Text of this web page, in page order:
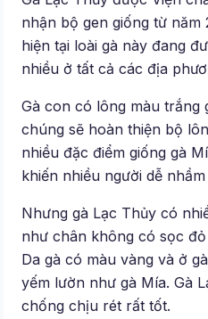
nhận bộ gen giống từ năm
hiện tại loài gà này đang
nhiều ở tất cả các địa
Gà con có lông màu trắng
chúng sẽ hoàn thiện bộ
nhiều đặc điểm giống gà
khiến nhiều người dễ nhầm
Nhưng gà Lạc Thủy có
như chân không có sọc
Da gà có màu vàng và ở
yếm lườn như gà Mía. Gà
chống chịu rét rất tốt.